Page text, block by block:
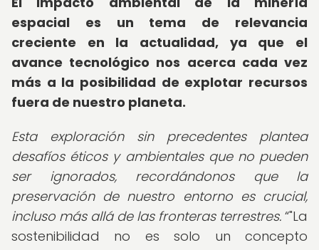
espacial es un tema de relevancia
creciente en la actualidad, ya que el
avance tecnológico nos acerca cada vez
más a la posibilidad de explotar recursos
fuera de nuestro planeta.
Esta exploración sin precedentes plantea
desafíos éticos y ambientales que no pueden
ser ignorados, recordándonos que la
preservación de nuestro entorno es crucial,
incluso más allá de las fronteras terrestres. "La
sostenibilidad no es solo un concepto